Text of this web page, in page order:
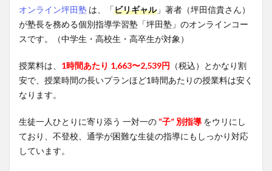
オンライン坪田塾 は、「ビリギャル」著者（坪田信貴さん）
が塾長を務める個別指導学習塾「坪田塾」のオンラインコー
スです。（中学生・高校生・高卒生が対象）
授業料は、 1時間あたり 1,663〜2,539円 （税込）とかなり割
安で、授業時間の長いプランほど1時間あたりの授業料は安く
なります。
生徒一人ひとりに寄り添う 一対一の “子” 別指導 をウリにし
ており、不登校、通学が困難な生徒の指導にもしっかり対応
しています。